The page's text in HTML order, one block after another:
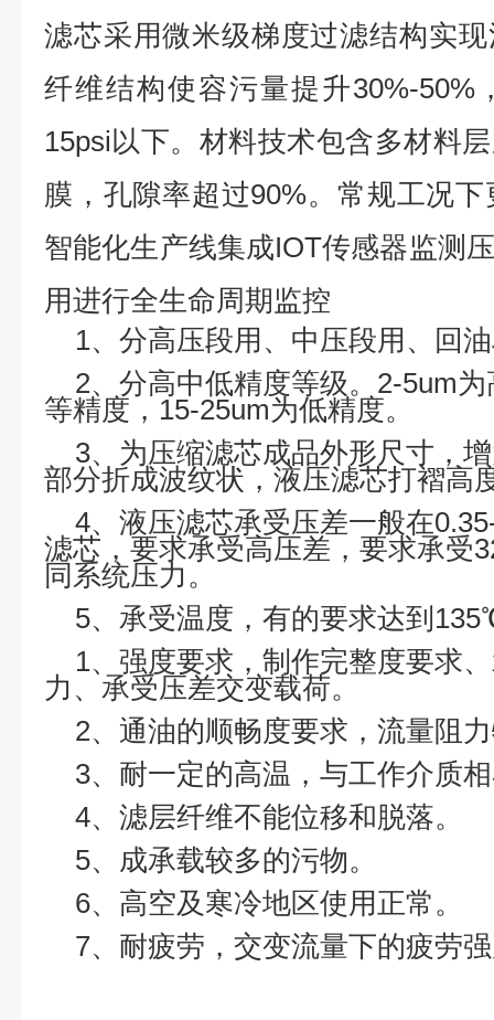
滤芯采用微米级梯度过滤结构实
纤维结构使容污量提升30%-50%
15psi以下。材料技术包含多材料
膜，孔隙率超过90%。常规工况
智能化生产线集成IOT传感器监测
用进行全生命周期监控
1、分高压段用、中压段用、回
2、分高中低精度等级。2-5um
等精度，15-25um为低精度。
3、为压缩滤芯成品外形尺寸，
部分折成波纹状，液压滤芯打褶高
4、液压滤芯承受压差一般在
滤芯，要求承受高压差，要求承受
同系统压力。
5、承受温度，有的要求达到
1、强度要求，制作完整度要求
力、承受压差交变载荷。
2、通油的顺畅度要求，流量阻
3、耐一定的高温，与工作介质
4、滤层纤维不能位移和脱落。
5、成承载较多的污物。
6、高空及寒冷地区使用正常。
7、耐疲劳，交变流量下的疲劳